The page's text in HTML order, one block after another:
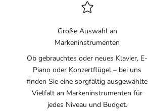
Große Auswahl an
Markeninstrumenten
Ob gebrauchtes oder neues Klavier, E-
Piano oder Konzertflügel – bei uns
finden Sie eine sorgfältig ausgewählte
Vielfalt an Markeninstrumenten für
jedes Niveau und Budget.